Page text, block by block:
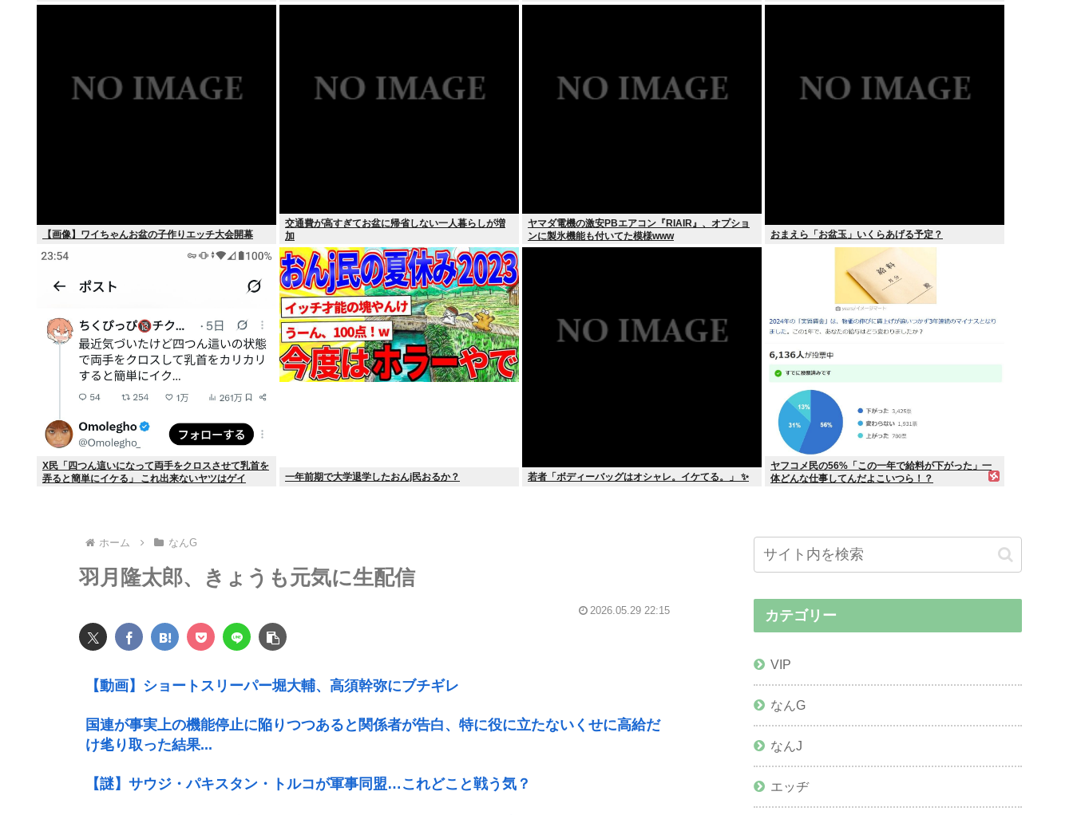
【画像】ワイちゃんお盆の子作りエッチ大会開幕
交通費が高すぎてお盆に帰省しない一人暮らしが増
加
ヤマダ電機の激安PBエアコン『RIAIR』、オプショ
ンに製氷機能も付いてた模様www
おまえら「お盆玉」いくらあげる予定？
X民「四つん這いになって両手をクロスさせて乳首を
弄ると簡単にイケる」 これ出来ないヤツはゲイ
一年前期で大学退学したおんj民おるか？ 若者「ボディーバッグはオシャレ。イケてる。」 ✨
ヤフコメ民の56%「この一年で給料が下がった」一
体どんな仕事してんだよこいつら！？
ホーム なんG
羽月隆太郎、きょうも元気に生配信
2026.05.29 22:15
【動画】ショートスリーパー堀大輔、高須幹弥にブチギレ
国連が事実上の機能停止に陥りつつあると関係者が告白、特に役に立たないくせに高給だ
け毟り取った結果...
【謎】サウジ・パキスタン・トルコが軍事同盟…これどこと戦う気？
カテゴリー
VIP
なんG
なんJ
エッヂ